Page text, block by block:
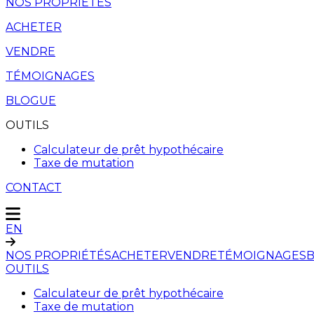
ACHETER
VENDRE
TÉMOIGNAGES
BLOGUE
OUTILS
Calculateur de prêt hypothécaire
Taxe de mutation
CONTACT
EN
NOS PROPRIÉTÉSACHETERVENDRETÉMOIGNAGES
OUTILS
Calculateur de prêt hypothécaire
Taxe de mutation